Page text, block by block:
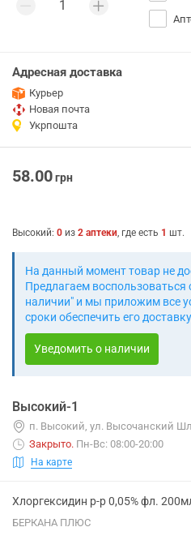
Адресная доставка
Курьер
Новая почта
Укрпошта
58.00грн
Высокий: 0 из 2 аптеки, где есть 1 шт.
На данный момент товар не
Предлагаем
наличии" и мы приложим все
сроки обеспечить его доставку
Уведомить о наличии
Высокий-1
п. Высокий, ул. Высочанский
Закрыто. Пн-Вс: 08:00-20:00
На карте
Хлоргексидин р-р 0,05% фл.
БЕРКАНА ПЛЮС